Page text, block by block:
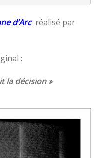
d’Arc réalisé par
:
la décision »